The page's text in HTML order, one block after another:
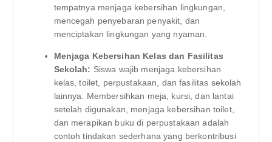
tempatnya menjaga kebersihan lingkungan,
mencegah penyebaran penyakit, dan
menciptakan lingkungan yang nyaman.
Menjaga Kebersihan Kelas dan Fasilitas
Sekolah: Siswa wajib menjaga kebersihan
kelas, toilet, perpustakaan, dan fasilitas sekolah
lainnya. Membersihkan meja, kursi, dan lantai
setelah digunakan, menjaga kebersihan toilet,
dan merapikan buku di perpustakaan adalah
contoh tindakan sederhana yang berkontribusi